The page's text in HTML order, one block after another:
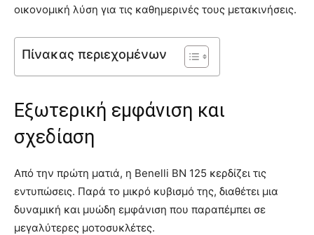
οικονομική λύση για τις καθημερινές τους μετακινήσεις.
Πίνακας περιεχομένων
Εξωτερική εμφάνιση και
σχεδίαση
Από την πρώτη ματιά, η Benelli BN 125 κερδίζει τις
εντυπώσεις. Παρά το μικρό κυβισμό της, διαθέτει μια
δυναμική και μυώδη εμφάνιση που παραπέμπει σε
μεγαλύτερες μοτοσυκλέτες.